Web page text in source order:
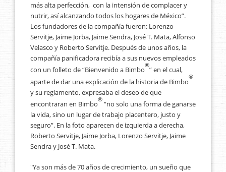
más alta perfección, con la intensión de complacer y
nutrir, así alcanzando todos los hogares de México”.
Los fundadores de la compañía fueron: Lorenzo
Servitje, Jaime Jorba, Jaime Sendra, José T. Mata, Alfonso
Velasco y Roberto Servitje. Después de unos años, la
compañía panificadora recibía a sus nuevos empleados
con un folleto de “Bienvenido a Bimbo
®
” en el cual,
aparte de dar una explicación de la historia de Bimbo
®
y su reglamento, expresaba el deseo de que
encontraran en Bimbo
®
“no solo una forma de ganarse
la vida, sino un lugar de trabajo placentero, justo y
seguro”. En la foto aparecen de izquierda a derecha,
Roberto Servitje, Jaime Jorba, Lorenzo Servitje, Jaime
Sendra y José T. Mata.
"Ya son más de 70 años de crecimiento, un sueño que